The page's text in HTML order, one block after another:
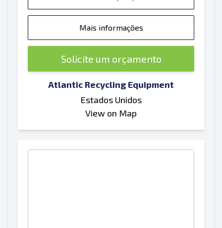
Mais informações
Solicite um orçamento
Atlantic Recycling Equipment
Estados Unidos
View on Map